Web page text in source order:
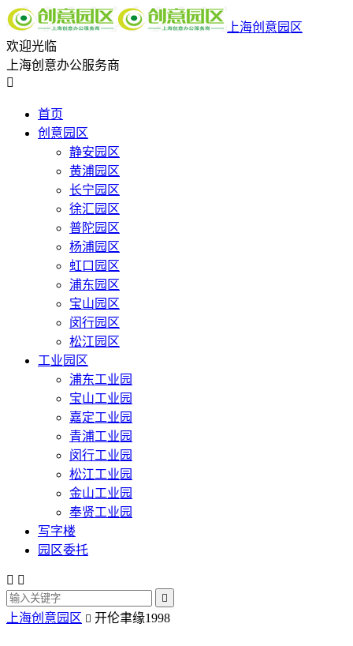
上海创意园区
欢迎光临
上海创意办公服务商

首页
创意园区
静安园区
黄浦园区
长宁园区
徐汇园区
普陀园区
杨浦园区
虹口园区
浦东园区
宝山园区
闵行园区
松江园区
工业园区
浦东工业园
宝山工业园
嘉定工业园
青浦工业园
闵行工业园
松江工业园
金山工业园
奉贤工业园
写字楼
园区委托
 

上海创意园区  开伦聿缘1998